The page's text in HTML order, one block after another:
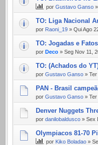
por Gustavo Ganso
TO: Liga Nacional
por Raoni_19 » Qui Ago
TO: Jogadas e
por Deco » Seg Nov 11,
TO: (Achados do
por Gustavo Ganso »
PAN - Brasil
por Gustavo Ganso »
Denver Nuggets
por danilobaldusco » Sex
Olympiacos 81-70
por Kiko Boladao »